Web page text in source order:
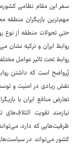
سفر این مقام نظامی
مهم‌ترین بازیگران منطقه
حتی تحولات منطقه از نوع
روابط ایران و ترکیه نشان
روابط تحت تاثیر عوامل
پُرواضح است که داشتن
نقش زیادی در امنیت و
تعارض منافع ایران با
نیازمند تقویت
ظرفیت‌هایی که دارد،
کشور می‌تواند در